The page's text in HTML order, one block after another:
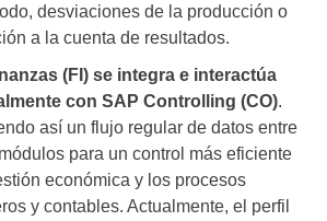
desviaciones de la producción o
a la cuenta de resultados.
(FI) se integra e interactúa
con SAP Controlling (CO).
así un flujo regular de datos entre
para un control más eficiente
económica y los procesos
y contables. Actualmente, el perfil